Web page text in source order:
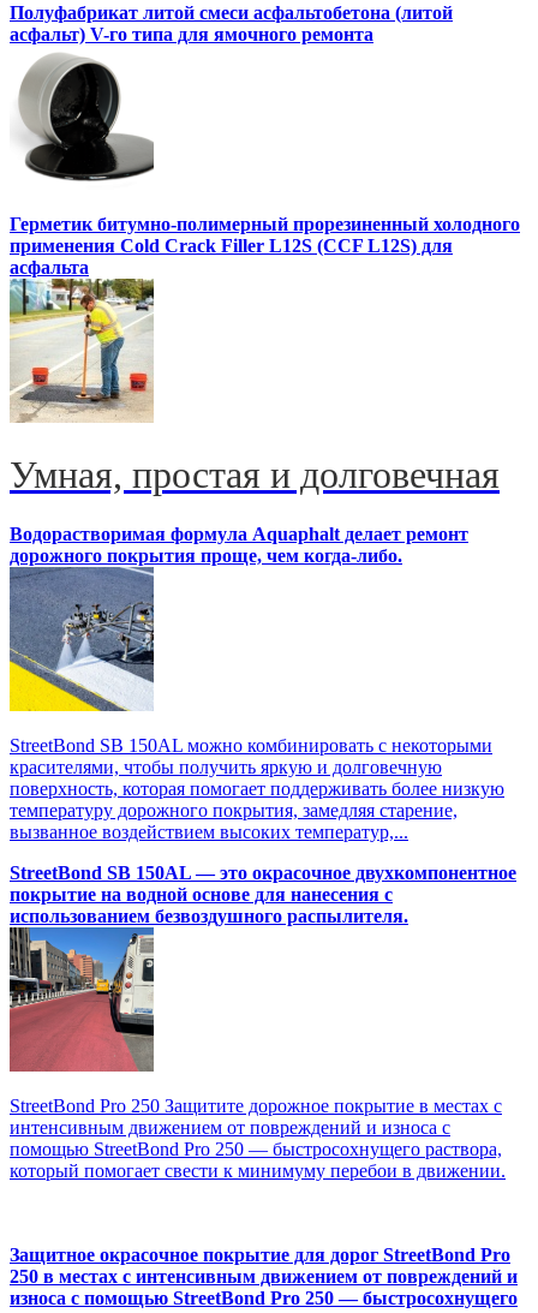
Полуфабрикат литой смеси асфальтобетона (литой
асфальт) V-го типа для ямочного ремонта
Герметик битумно-полимерный прорезиненный холодного
применения Cold Crack Filler L12S (ССF L12S) для
асфальта
Умная, простая и долговечная
Водорастворимая формула Aquaphalt делает ремонт
дорожного покрытия проще, чем когда-либо.
StreetBond SB 150AL можно комбинировать с некоторыми
красителями, чтобы получить яркую и долговечную
поверхность, которая помогает поддерживать более низкую
температуру дорожного покрытия, замедляя старение,
вызванное воздействием высоких температур,...
StreetBond SB 150AL — это окрасочное двухкомпонентное
покрытие на водной основе для нанесения с
использованием безвоздушного распылителя.
StreetBond Pro 250 Защитите дорожное покрытие в местах с
интенсивным движением от повреждений и износа с
помощью StreetBond Pro 250 — быстросохнущего раствора,
который помогает свести к минимуму перебои в движении.
Защитное окрасочное покрытие для дорог StreetBond Pro
250 в местах с интенсивным движением от повреждений и
износа с помощью StreetBond Pro 250 — быстросохнущего